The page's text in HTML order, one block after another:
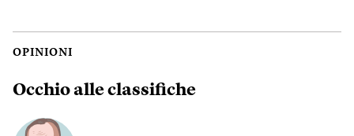
OPINIONI
Occhio alle classifiche